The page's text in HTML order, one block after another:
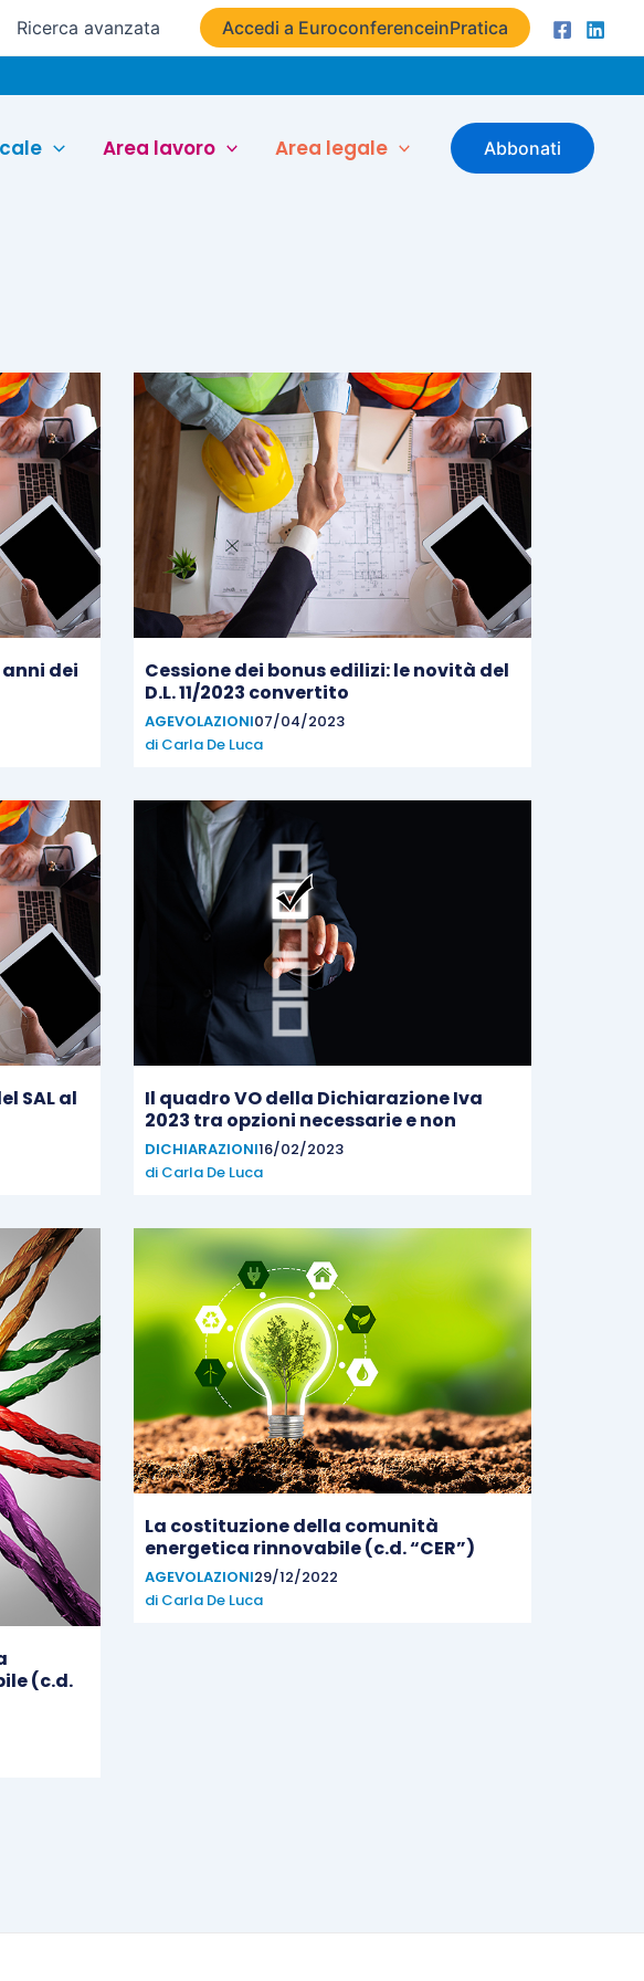
Ricerca avanzata Accedi a EuroconferenceinPratica
Area lavoro Area legale Abbonati
anni dei
Cessione dei bonus edilizi: le novità del
D.L. 11/2023 convertito
AGEVOLAZIONI07/04/2023
di Carla De Luca
SAL al
Il quadro VO della Dichiarazione Iva
2023 tra opzioni necessarie e non
DICHIARAZIONI16/02/2023
di Carla De Luca
(c.d.
La costituzione della comunità
energetica rinnovabile (c.d. “CER”)
AGEVOLAZIONI29/12/2022
di Carla De Luca